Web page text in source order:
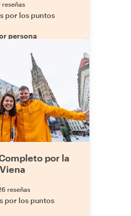
reseñas
por los puntos
persona
por la
reseñas
por los puntos